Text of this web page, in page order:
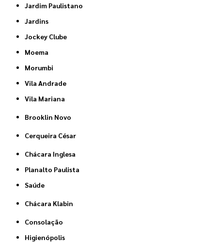
Jardim Paulistano
Jardins
Jockey Clube
Moema
Morumbi
Vila Andrade
Vila Mariana
Brooklin Novo
Cerqueira César
Chácara Inglesa
Planalto Paulista
Saúde
Chácara Klabin
Consolação
Higienópolis